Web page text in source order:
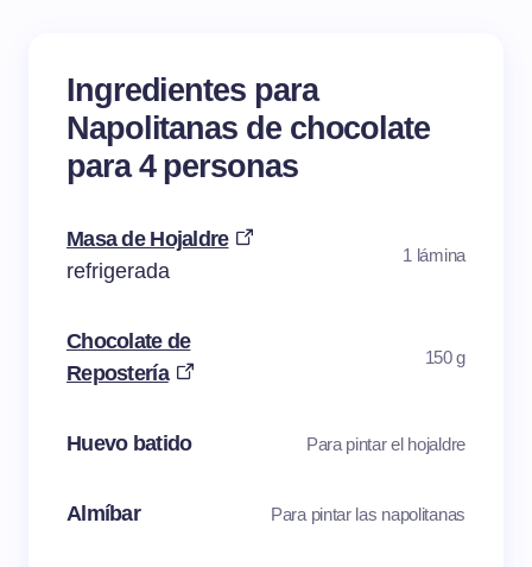
Ingredientes para
Napolitanas de chocolate
para 4 personas
Masa de Hojaldre
refrigerada
1 lámina
Chocolate de
Repostería
150 g
Huevo batido Para pintar el hojaldre
Almíbar Para pintar las napolitanas